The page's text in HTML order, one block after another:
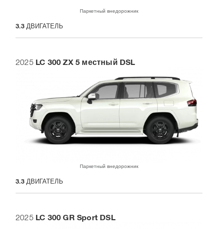
Паркетный внедорожник
3.3 ДВИГАТЕЛЬ
2025 LC 300 ZX 5 местный DSL
Паркетный внедорожник
3.3 ДВИГАТЕЛЬ
2025 LC 300 GR Sport DSL